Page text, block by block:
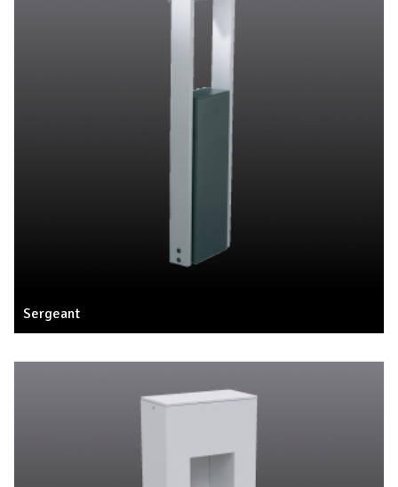
Sergeant